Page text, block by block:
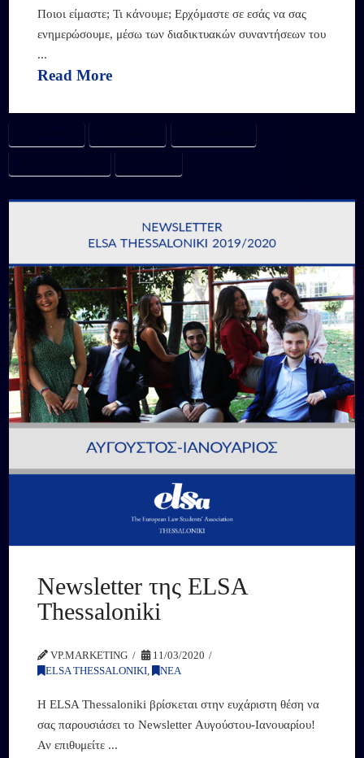
Ποιοι είμαστε; Τι κάνουμε; Ερχόμαστε σε εσάς να σας
ενημερώσουμε, μέσω των διαδικτυακών συναντήσεων του
...
Read More
Newsletter της ELSA
Thessaloniki
VP.MARKETING
11/03/2020
ELSA THESSALONIKI
ΝΕΑ
H ELSA Thessaloniki βρίσκεται στην ευχάριστη θέση να
σας παρουσιάσει το Newsletter Αυγούστου-Ιανουαρίου!
Αν επιθυμείτε ...